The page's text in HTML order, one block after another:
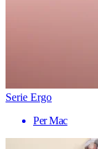
Serie Ergo
Per Mac